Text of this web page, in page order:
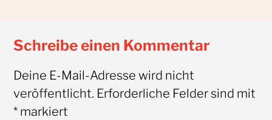
Schreibe einen Kommentar
Deine E-Mail-Adresse wird nicht
veröffentlicht. Erforderliche Felder sind mit
*markiert